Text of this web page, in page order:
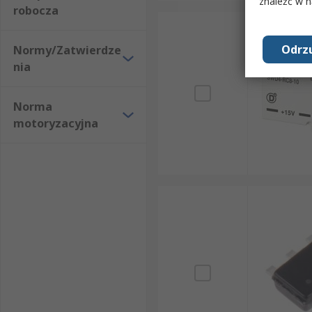
robocza
Normy/Zatwierdze
nia
Norma
motoryzacyjna